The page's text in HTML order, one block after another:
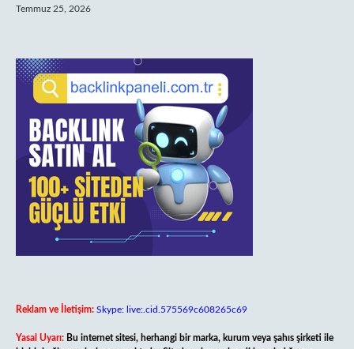
Temmuz 25, 2026
Reklam ve İletişim: Skype: live:.cid.575569c608265c69
Yasal Uyarı: Bu internet sitesi, herhangi bir marka, kurum veya şahıs şirketi ile